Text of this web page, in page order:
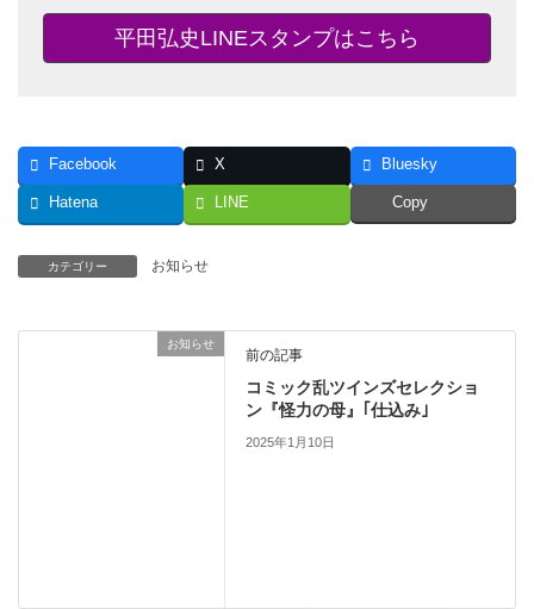
平田弘史LINEスタンプはこちら
Facebook X Bluesky
Hatena LINE Copy
カテゴリー お知らせ
お知らせ
前の記事
コミック乱ツインズセレクショ
ン『怪力の母』｢仕込み｣
2025年1月10日